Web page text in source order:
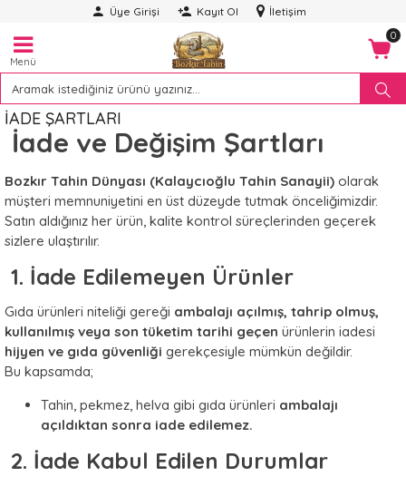
Üye Girişi Kayıt Ol İletişim
Menü
0
İADE ŞARTLARI
İade ve Değişim Şartları
Bozkır Tahin Dünyası (Kalaycıoğlu Tahin Sanayii) olarak
müşteri memnuniyetini en üst düzeyde tutmak önceliğimizdir.
Satın aldığınız her ürün, kalite kontrol süreçlerinden geçerek
sizlere ulaştırılır.
1. İade Edilemeyen Ürünler
Gıda ürünleri niteliği gereği ambalajı açılmış, tahrip olmuş,
kullanılmış veya son tüketim tarihi geçen ürünlerin iadesi
hijyen ve gıda güvenliği gerekçesiyle mümkün değildir.
Bu kapsamda;
Tahin, pekmez, helva gibi gıda ürünleri ambalajı
açıldıktan sonra iade edilemez.
2. İade Kabul Edilen Durumlar